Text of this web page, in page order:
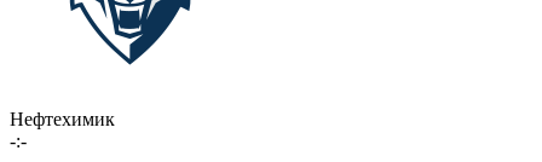
Нефтехимик
-:-